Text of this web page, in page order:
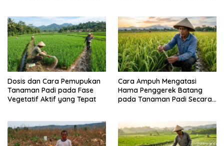
Dosis dan Cara Pemupukan
Tanaman Padi pada Fase
Vegetatif Aktif yang Tepat
Cara Ampuh Mengatasi
Hama Penggerek Batang
pada Tanaman Padi Secara